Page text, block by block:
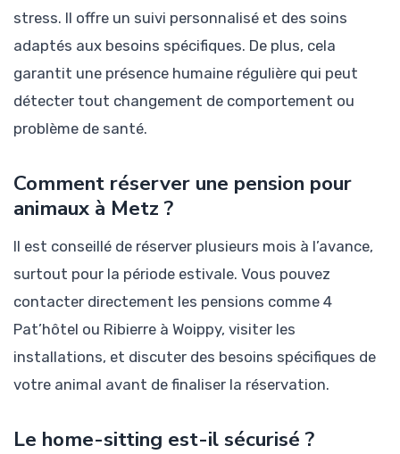
stress. Il offre un suivi personnalisé et des soins
adaptés aux besoins spécifiques. De plus, cela
garantit une présence humaine régulière qui peut
détecter tout changement de comportement ou
problème de santé.
Comment réserver une pension pour
animaux à Metz ?
Il est conseillé de réserver plusieurs mois à l’avance,
surtout pour la période estivale. Vous pouvez
contacter directement les pensions comme 4
Pat’hôtel ou Ribierre à Woippy, visiter les
installations, et discuter des besoins spécifiques de
votre animal avant de finaliser la réservation.
Le home-sitting est-il sécurisé ?